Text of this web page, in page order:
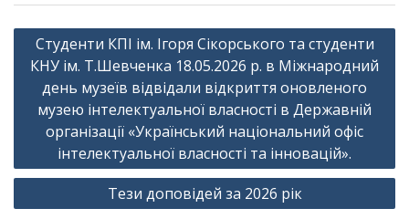
Навігація
записів
Студенти КПІ ім. Ігоря Сікорського та студенти
КНУ ім. Т.Шевченка 18.05.2026 р. в Міжнародний
день музеїв відвідали відкриття оновленого
музею інтелектуальної власності в Державній
організації «Український національний офіс
інтелектуальної власності та інновацій».
Тези доповідей за 2026 рік